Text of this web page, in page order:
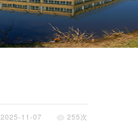
2025-11-07 255次